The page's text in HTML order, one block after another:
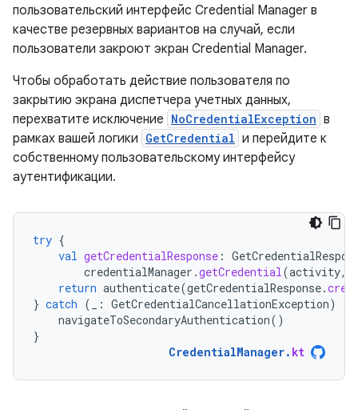
пользовательский интерфейс Credential Manager в
качестве резервных вариантов на случай, если
пользователи закроют экран Credential Manager.
Чтобы обработать действие пользователя по
закрытию экрана диспетчера учетных данных,
перехватите исключение NoCredentialException в
рамках вашей логики GetCredential и перейдите к
собственному пользовательскому интерфейсу
аутентификации.
try {
val getCredentialResponse :
credentialManager .getCredential(activity,
return authenticate(getCredentialResponse.
} catch ( : GetCredentialCancellationException)
{
navigateToSecondaryAuthentication()
}
CredentialManager. kt